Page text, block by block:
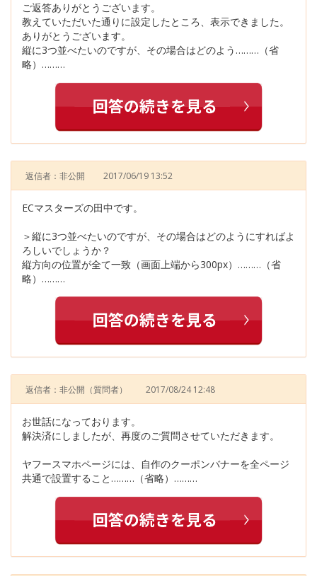
ご返答ありがとうございます。
教えていただいた通りに設定したところ、表示できました。
ありがとうございます。
縦に3つ並べたいのですが、その場合はどのよう………（省
略）………
返信者：非公開 2017/06/19 13:52
ECマスターズの田中です。
＞縦に3つ並べたいのですが、その場合はどのようにすればよ
ろしいでしょうか？
縦方向の位置が全て一致（画面上端から300px）………（省
略）………
返信者：非公開 （質問者） 2017/08/24 12:48
お世話になっております。
解決済にしましたが、再度のご質問させていただきます。
ヤフースマホページには、自作のクーポンバナーを全ページ
共通で設置すること………（省略）………